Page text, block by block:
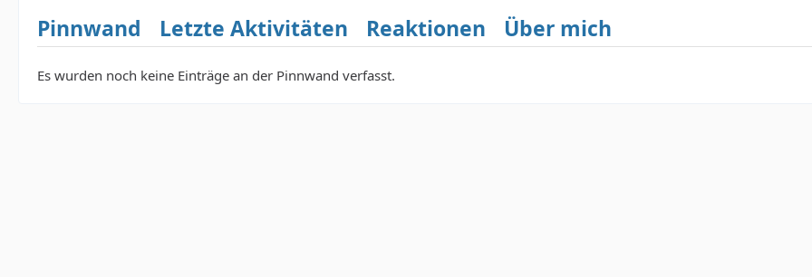
Pinnwand Letzte Aktivitäten Reaktionen Über mich
Es wurden noch keine Einträge an der Pinnwand verfasst.